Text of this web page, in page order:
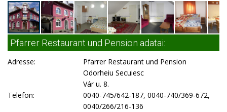
Pfarrer Restaurant und Pension adatai:
Adresse:
Pfarrer Restaurant und Pension
Odorheiu Secuiesc
Vár u. 8.
Telefon:
0040-745/642-187, 0040-740/369-672,
0040/266/216-136